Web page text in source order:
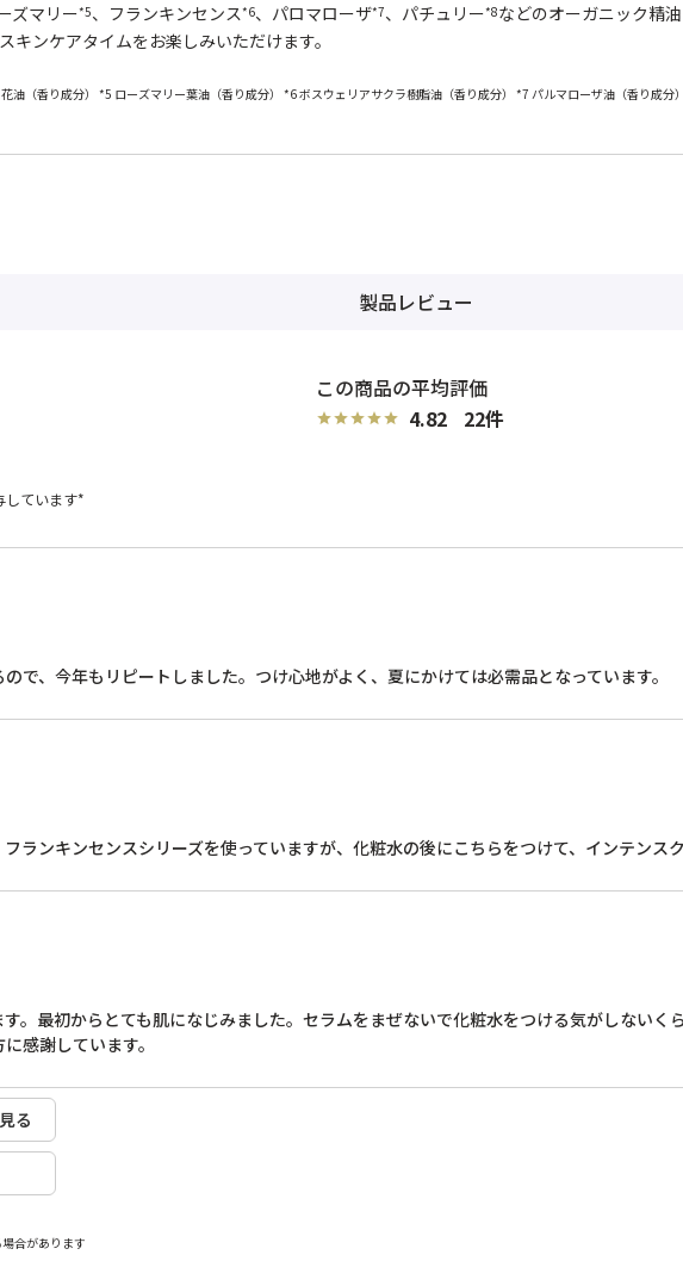
ズマリー*5、フランキンセンス*6、パロマローザ*7、パチュリー*8などのオーガニック精
キンケアタイムをお楽しみいただけます。
油（香り成分） *5 ローズマリー葉油（香り成分） *6 ボスウェリアサクラ樹脂油（香り成分） *7 パルマローザ油（香り成分
製品レビュー
4.82 22
しています*
。最初からとても肌になじみました。セラムをまぜないで化粧水をつける気がしないく
る
合があります